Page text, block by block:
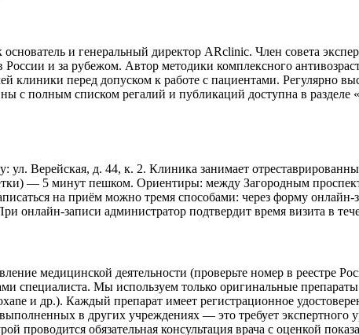
и генеральный директор ARclinic. Член совета
России и за рубежом. Автор методики комплексного
клиники перед допуском к работе с пациентами. Регулярно
с полным списком регалий и публикаций доступна в
ул. Верейская, д. 44, к. 2. Клиника занимает
— 5 минут пешком. Ориентиры: между Загородным
на приём можно тремя способами: через форму
онлайн-записи администратор подтвердит время визита в
медицинской деятельности (проверьте номер в реестре
специалиста. Мы используем только оригинальные
и др.). Каждый препарат имеет регистрационное
в других учреждениях — это требует экспертного
проводится обязательная консультация врача с оценкой